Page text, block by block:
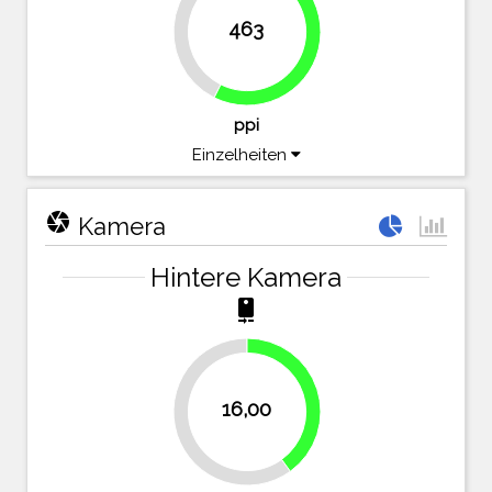
463
42.6%
57.4%
ppi
Einzelheiten
camera Kamera
Hintere Kamera
camera_rear
16,00
60%
40%